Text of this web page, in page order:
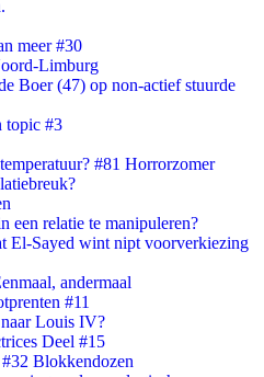
meer #30
Limburg
Boer (47) op non-actief stuurde
topic #3
#81 Horrorzomer
een relatie te manipuleren?
El-Sayed wint nipt voorverkiezing
andermaal
#11
Louis IV?
Deel #15
Blokkendozen